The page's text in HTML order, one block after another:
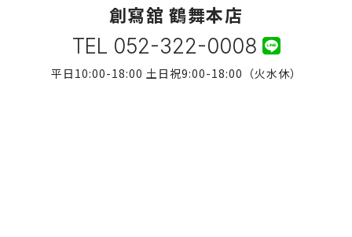
創寫舘 鶴舞本店
TEL 052-322-0008
平日10:00-18:00 土日祝9:00-18:00（火水休）